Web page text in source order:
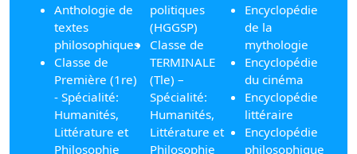
Anthologie de
textes
philosophiques
Classe de
Première (1re)
- Spécialité:
Humanités,
Littérature et
Philosophie
politiques
(HGGSP)
Classe de
TERMINALE
(Tle) –
Spécialité:
Humanités,
Littérature et
Philosophie
Encyclopédie
de la
mythologie
Encyclopédie
du cinéma
Encyclopédie
littéraire
Encyclopédie
philosophique